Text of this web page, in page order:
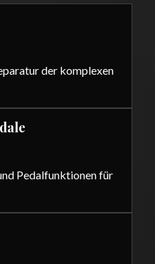
der komplexen
Pedalfunktionen für